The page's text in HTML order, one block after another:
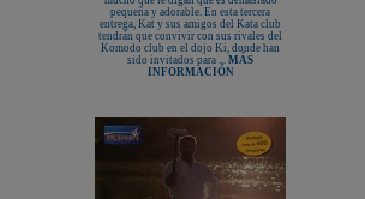
pequeña y adorable. En esta tercera
entrega, Kat y sus amigos del Kata club
tendrán que convivir con sus rivales del
Komodo club en el dojo Ki, donde han
sido invitados para ... MÁS
INFORMACIÓN